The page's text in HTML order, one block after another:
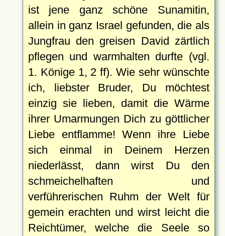
ist jene ganz schöne Sunamitin,
allein in ganz Israel gefunden, die als
Jungfrau den greisen David zärtlich
pflegen und warmhalten durfte (vgl.
1. Könige 1, 2 ff). Wie sehr wünschte
ich, liebster Bruder, Du möchtest
einzig sie lieben, damit die Wärme
ihrer Umarmungen Dich zu göttlicher
Liebe entflamme! Wenn ihre Liebe
sich einmal in Deinem Herzen
niederlässt, dann wirst Du den
schmeichelhaften und
verführerischen Ruhm der Welt für
gemein erachten und wirst leicht die
Reichtümer, welche die Seele so